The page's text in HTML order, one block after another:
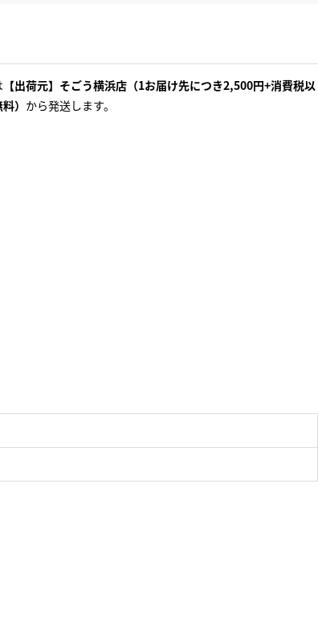
【出荷元】そごう横浜店（1お届け先につき2,500円+消費税以
） から発送します。